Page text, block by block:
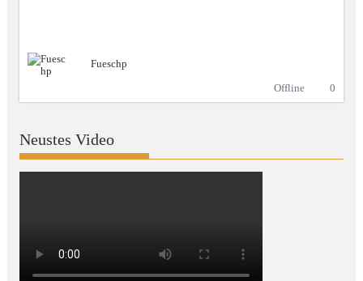
Fueschp
Offline
0
Neustes Video